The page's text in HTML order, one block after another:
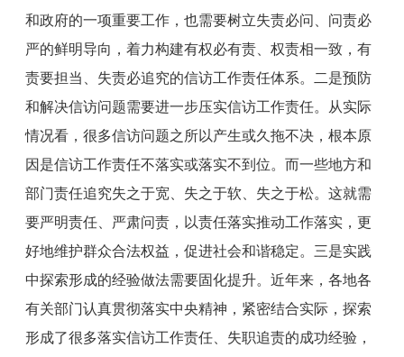
和政府的一项重要工作，也需要树立失责必问、问责必
严的鲜明导向，着力构建有权必有责、权责相一致，有
责要担当、失责必追究的信访工作责任体系。二是预防
和解决信访问题需要进一步压实信访工作责任。从实际
情况看，很多信访问题之所以产生或久拖不决，根本原
因是信访工作责任不落实或落实不到位。而一些地方和
部门责任追究失之于宽、失之于软、失之于松。这就需
要严明责任、严肃问责，以责任落实推动工作落实，更
好地维护群众合法权益，促进社会和谐稳定。三是实践
中探索形成的经验做法需要固化提升。近年来，各地各
有关部门认真贯彻落实中央精神，紧密结合实际，探索
形成了很多落实信访工作责任、失职追责的成功经验，